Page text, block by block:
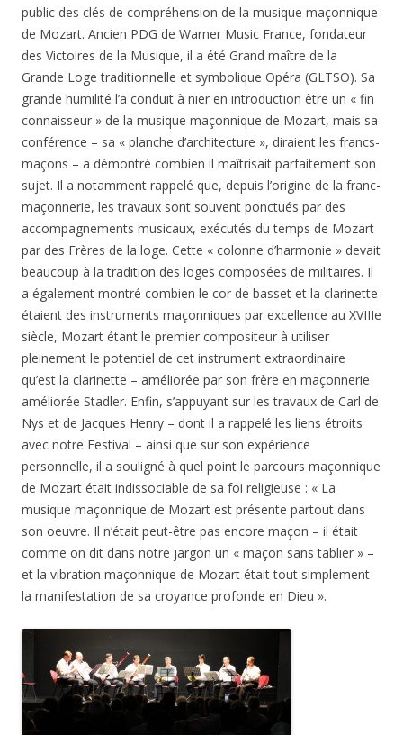
public des clés de compréhension de la musique maçonnique
de Mozart. Ancien PDG de Warner Music France, fondateur
des Victoires de la Musique, il a été Grand maître de la
Grande Loge traditionnelle et symbolique Opéra (GLTSO). Sa
grande humilité l’a conduit à nier en introduction être un « fin
connaisseur » de la musique maçonnique de Mozart, mais sa
conférence – sa « planche d’architecture », diraient les francs-
maçons – a démontré combien il maîtrisait parfaitement son
sujet. Il a notamment rappelé que, depuis l’origine de la franc-
maçonnerie, les travaux sont souvent ponctués par des
accompagnements musicaux, exécutés du temps de Mozart
par des Frères de la loge. Cette « colonne d’harmonie » devait
beaucoup à la tradition des loges composées de militaires. Il
a également montré combien le cor de basset et la clarinette
étaient des instruments maçonniques par excellence au XVIIIe
siècle, Mozart étant le premier compositeur à utiliser
pleinement le potentiel de cet instrument extraordinaire
qu’est la clarinette – améliorée par son frère en maçonnerie
améliorée Stadler. Enfin, s’appuyant sur les travaux de Carl de
Nys et de Jacques Henry – dont il a rappelé les liens étroits
avec notre Festival – ainsi que sur son expérience
personnelle, il a souligné à quel point le parcours maçonnique
de Mozart était indissociable de sa foi religieuse : « La
musique maçonnique de Mozart est présente partout dans
son oeuvre. Il n’était peut-être pas encore maçon – il était
comme on dit dans notre jargon un « maçon sans tablier » –
et la vibration maçonnique de Mozart était tout simplement
la manifestation de sa croyance profonde en Dieu ».